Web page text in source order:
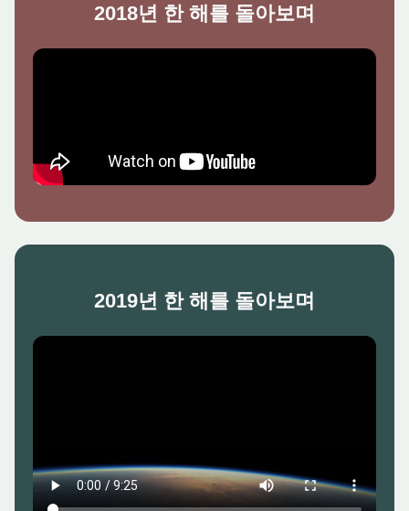
2018년 한 해를 돌아보며
2019년 한 해를 돌아보며